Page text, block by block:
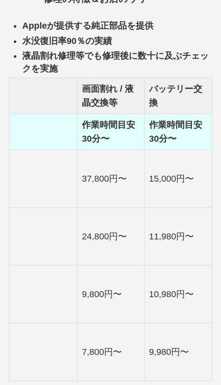
Appleが提供する純正部品を提供
水没復旧率90％の実績
液晶割れ修理等でも修理後に数十に及ぶチェッ
クを実施
画面割れ / 液
晶交換等
バッテリー交
換
作業時間目安
30分〜
作業時間目安
30分〜
37,800円〜 15,000円〜
24,800円〜 11,980円〜
9,800円〜 10,980円〜
7,800円〜 9,980円〜